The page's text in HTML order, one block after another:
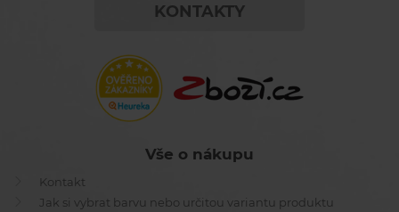
KONTAKTY
Vše o nákupu
Kontakt
Jak si vybrat barvu nebo určitou variantu produktu